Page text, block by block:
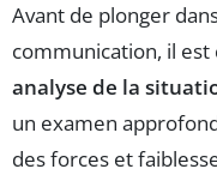
Avant de plonger
communication, il
analyse de la
un examen
des forces et